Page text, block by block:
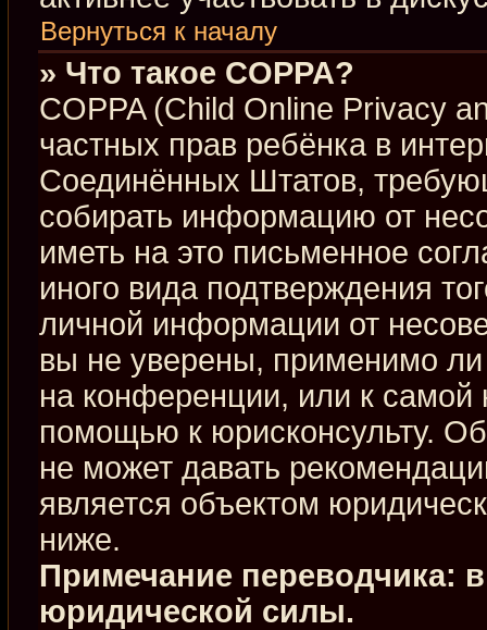
Вернуться к началу
» Что такое COPPA?
COPPA (Child Online Privacy
частных прав ребёнка в
Соединённых Штатов,
собирать информацию от
иметь на это письменное
иного вида подтверждения
личной информации от
вы не уверены, применимо
на конференции, или к самой
помощью к юрисконсульту.
не может давать
является объектом
ниже.
Примечание переводчика:
юридической силы.